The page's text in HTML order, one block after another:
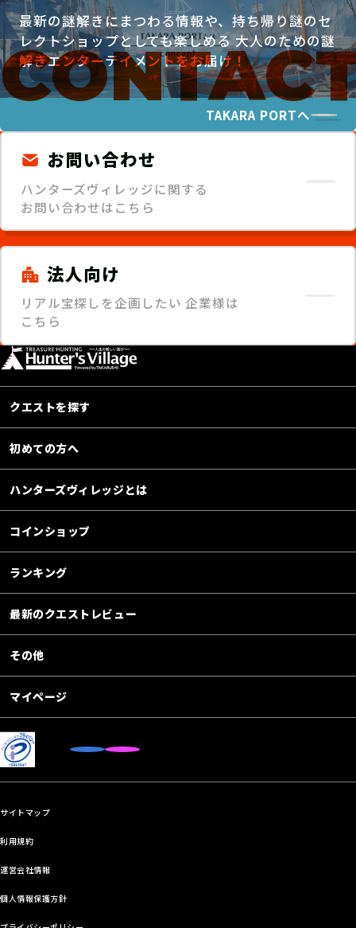
最新の謎解きにまつわる情報や、持ち帰り謎のセ
レクトショップとしても楽しめる大人のための謎
解きエンターテイメントをお届け！
TAKARA PORTへ
お問い合わせ
ハンターズヴィレッジに関する
お問い合わせはこちら
法人向け
リアル宝探しを企画したい 企業様は
こちら
クエストを探す
初めての方へ
ハンターズヴィレッジとは
コインショップ
ランキング
最新のクエストレビュー
その他
マイページ
サイトマップ
利用規約
運営会社情報
個人情報保護方針